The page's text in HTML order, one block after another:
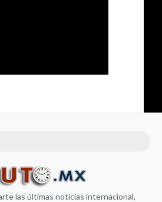
las últimas noticias internacional,